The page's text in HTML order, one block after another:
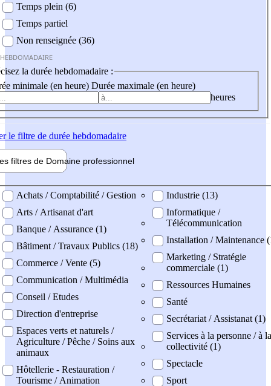
Temps plein (6)
Temps partiel
Non renseignée (36)
la durée hebdomadaire :
minimale (en heure) Durée maximale (en heure)
heures
le filtre de durée hebdomadaire
filtres de Domaine professionnel
professionel
Achats / Comptabilité / Gestion
Arts / Artisanat d'art
Banque / Assurance (1)
Bâtiment / Travaux Publics (18)
Commerce / Vente (5)
Communication / Multimédia
Conseil / Etudes
Direction d'entreprise
Espaces verts et naturels /
Agriculture / Pêche / Soins aux
animaux
Hôtellerie - Restauration /
Tourisme / Animation
Industrie (13)
Informatique /
Télécommunication
Installation / Maintenance
Marketing / Stratégie
commerciale (1)
Ressources Humaines
Santé
Secrétariat / Assistanat (1)
Services à la personne / à la
collectivité (1)
Spectacle
Sport